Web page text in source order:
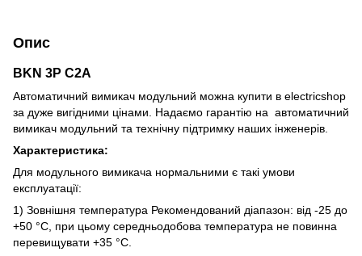
Опис
BKN 3P C2A
Автоматичний вимикач модульний можна купити в electricshop
за дуже вигідними цінами. Надаємо гарантію на автоматичний
вимикач модульний та технічну підтримку наших інженерів.
Характеристика:
Для модульного вимикача нормальними є такі умови
експлуатації:
1) Зовнішня температура Рекомендований діапазон: від -25 до
+50 °C, при цьому середньодобова температура не повинна
перевищувати +35 °C.